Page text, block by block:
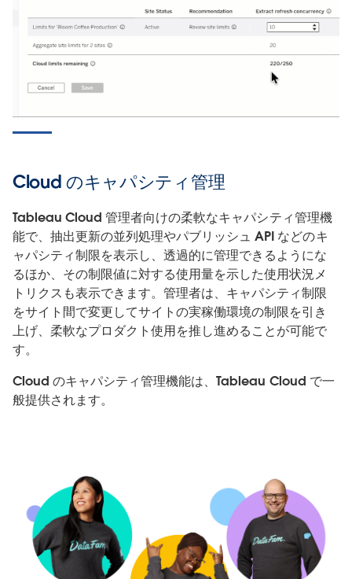
Cloud のキャパシティ管理
Tableau Cloud 管理者向けの柔軟なキャパシティ管理機
能で、抽出更新の並列処理やパブリッシュ API などのキ
ャパシティ制限を表示し、透過的に管理できるようにな
るほか、その制限値に対する使用量を示した使用状況メ
トリクスも表示できます。管理者は、キャパシティ制限
をサイト間で変更してサイトの実稼働環境の制限を引き
上げ、柔軟なプロダクト使用を推し進めることが可能で
す。
Cloud のキャパシティ管理機能は、Tableau Cloud で一
般提供されます。